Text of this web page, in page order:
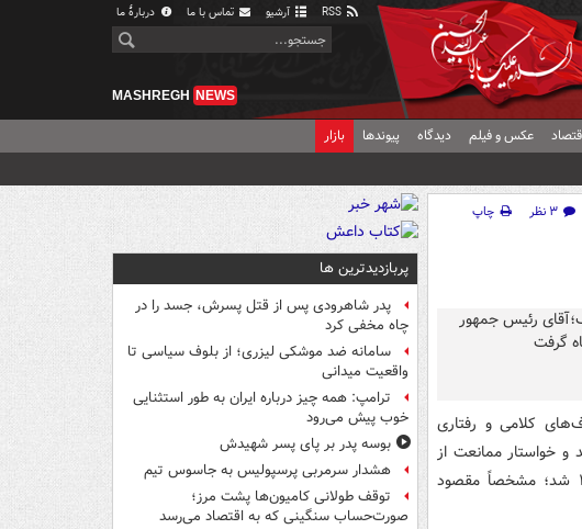
آرشیو تماس با ما دربارهٔ ما
MASHREGH NEWS
عکس و فیلم دیدگاه پیوندها بازار
۳ نظر
چاپ
کلامی و رفتاری
و خواستار ممانعت از
پیروزی باراک اوباما، رئیس جمهور اسبق آمریکا در انتخابات سال ۲۰۲۴ شد؛ مشخصاً مقصود
پربازدیدترین ها
پدر شاهرودی پس از قتل پسرش، جسد را در
چاه مخفی کرد
سامانه ضد موشکی لیزری؛ از بلوف سیاسی تا
واقعیت میدانی
ترامپ: همه چیز درباره ایران به طور استثنایی
خوب پیش می‌رود
بوسه‌ پدر بر پای پسر شهیدش
هشدار سرمربی پرسپولیس به جاسوس تیم
توقف طولانی کامیون‌ها پشت مرز؛
صورت‌حساب سنگینی که به اقتصاد می‌رسد